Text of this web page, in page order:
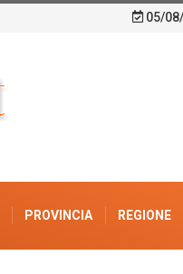
05/
PROVINCIA REGIONE